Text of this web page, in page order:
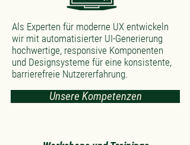
Als Experten für moderne UX entwickeln
wir mit automatisierter UI-Generierung
hochwertige, responsive Komponenten
und Designsysteme für eine konsistente,
barrierefreie Nutzererfahrung.
Unsere Kompetenzen